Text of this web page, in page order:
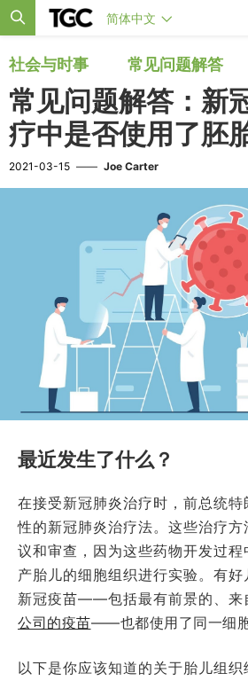
简体中文
社会与时事 常见问题解答
常见问题解答：新
疗中是否使用了胚
2021-03-15 —— Joe Carter
最近发生了什么？
在接受新冠肺炎治疗时，前总统
性的新冠肺炎治疗法。这些治疗
议和审查，因为这些药物开发过
产胎儿的细胞组织进行实验。有
新冠疫苗——包括最有前景的、来
公司的疫苗——也都使用了同一细胞
以下是你应该知道的关于胎儿组